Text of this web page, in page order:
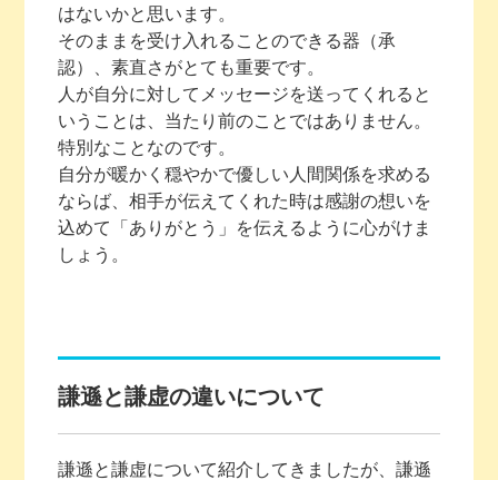
はないかと思います。
そのままを受け入れることのできる器（承
認）、素直さがとても重要です。
人が自分に対してメッセージを送ってくれると
いうことは、当たり前のことではありません。
特別なことなのです。
自分が暖かく穏やかで優しい人間関係を求める
ならば、相手が伝えてくれた時は感謝の想いを
込めて「ありがとう」を伝えるように心がけま
しょう。
謙遜と謙虚の違いについて
謙遜と謙虚について紹介してきましたが、謙遜